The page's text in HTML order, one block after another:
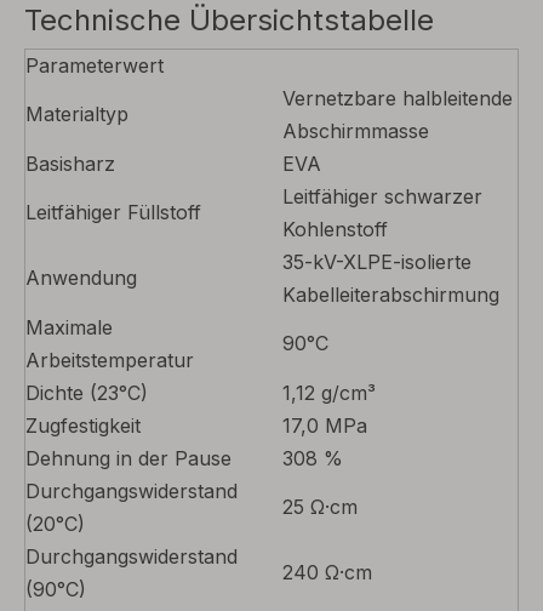
Technische Übersichtstabelle
Parameterwert
Materialtyp
Vernetzbare halbleitende
Abschirmmasse
Basisharz
EVA
Leitfähiger Füllstoff
Leitfähiger schwarzer
Kohlenstoff
Anwendung
35-kV-XLPE-isolierte
Kabelleiterabschirmung
Maximale
Arbeitstemperatur
90°C
Dichte (23°C)
1,12 g/cm³
Zugfestigkeit
17,0 MPa
Dehnung in der Pause
308 %
Durchgangswiderstand
(20°C)
25 Ω·cm
Durchgangswiderstand
(90°C)
240 Ω·cm